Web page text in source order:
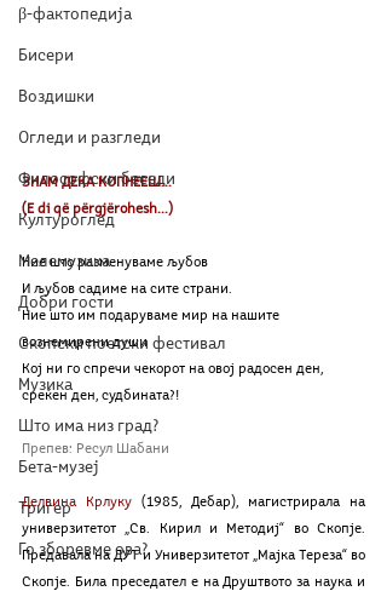
β-фактопедија
Бисери
Воздишки
Огледи и разгледи
Философски беседи
Културоглед
Мелемузика
Добри гости
Скопски поетски фестивал
Музика
Што има низ град?
Бета-музеј
Тригер
Го зборевме ова?
ЗНАМ ДЕКА КОПНЕЕШ...
(E di që përgjërohesh...)
Ние што разменуваме љубов
И љубов садиме на сите страни.
Ние што им подаруваме мир на нашите
вознемирени души
Кој ни го спречи чекорот на овој радосен ден,
среќен ден, судбината?!
Препев: Ресул Шабани
Делвина Крлуку (1985, Дебар), магистрирала нa
универзитетот „Св. Кирил и Методиј“ во Скопје.
Предавала на ДУТ и Универзитетот „Мајка Тереза“ во
Скопје. Била преседател е на Друштвото за наука и